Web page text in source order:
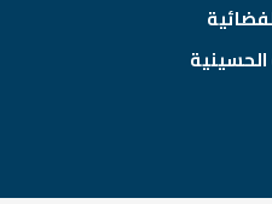
الحسينية